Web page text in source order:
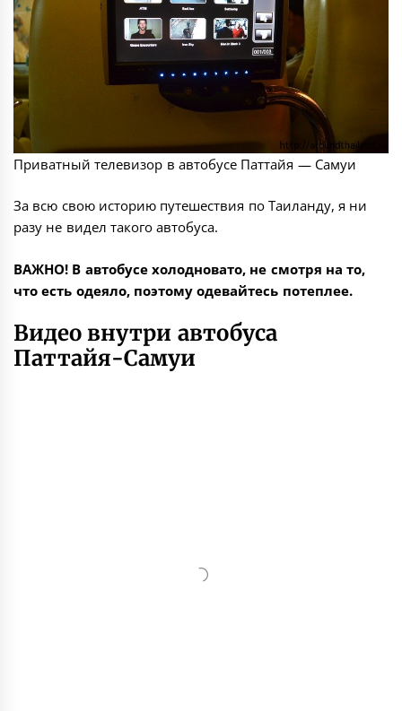
Приватный телевизор в автобусе Паттайя — Самуи
За всю свою историю путешествия по Таиланду, я ни
разу не видел такого автобуса.
ВАЖНО! В автобусе холодновато, не смотря на то,
что есть одеяло, поэтому одевайтесь потеплее.
Видео внутри автобуса
Паттайя-Самуи